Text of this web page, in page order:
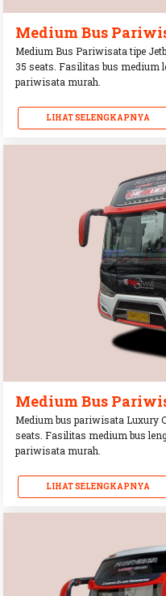
Medium Bus
Medium Bus Pariwisata tipe
35 seats. Fasilitas bus medium
pariwisata murah.
LIHAT SELENGKAPNYA
Medium Bus
Medium bus pariwisata Luxury
seats. Fasilitas medium bus
pariwisata murah.
LIHAT SELENGKAPNYA